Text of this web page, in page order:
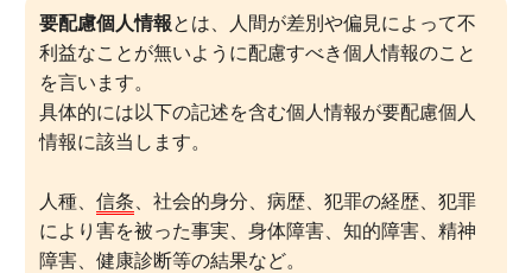
この問題の正解率：48％（普通）
要配慮個人情報とは、人間が差別や偏見によって不
利益なことが無いように配慮すべき個人情報のこと
を言います。
具体的には以下の記述を含む個人情報が要配慮個人
情報に該当します。
人種、信条 、社会的身分、病歴、犯罪の経歴、犯罪
により害を被った事実、身体障害、知的障害、精神
障害、健康診断等の結果など。